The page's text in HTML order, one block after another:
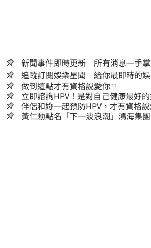
新聞事件即時更新 所有消息一手掌
追蹤訂閱娛樂星聞 給你最即時的
做到這點才有資格說愛你PR
立即諮詢HPV！是對自己健康最好
嫌晚！
伴侶和妳一起預防HPV，才有資格說
黃仁勳點名「下一波浪潮」鴻海集